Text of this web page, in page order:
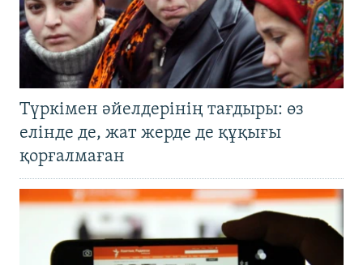
Түркімен әйелдерінің тағдыры: өз
елінде де, жат жерде де құқығы
қорғалмаған